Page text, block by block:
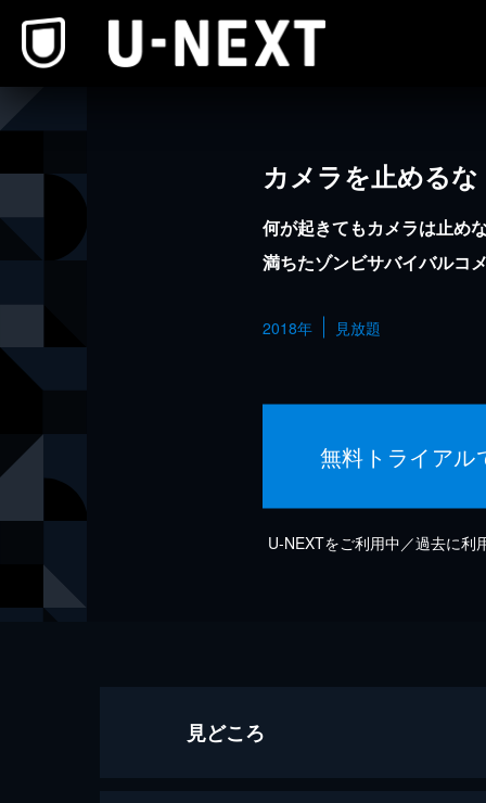
カメラを止めるな
何が起きてもカメラは止め
満ちたゾンビサバイバルコ
2018年 見放題
無料トライアル
U-NEXTをご利用中／過去に利
見どころ